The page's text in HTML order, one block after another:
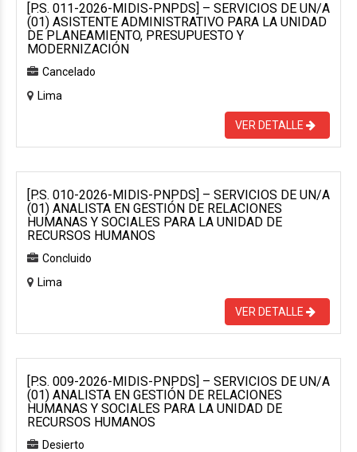
[P.S. 011-2026-MIDIS-PNPDS] – SERVICIOS DE UN/A
(01) ASISTENTE ADMINISTRATIVO PARA LA UNIDAD
DE PLANEAMIENTO, PRESUPUESTO Y
MODERNIZACIÓN
Cancelado
Lima
VER DETALLE
[P.S. 010-2026-MIDIS-PNPDS] – SERVICIOS DE UN/A
(01) ANALISTA EN GESTIÓN DE RELACIONES
HUMANAS Y SOCIALES PARA LA UNIDAD DE
RECURSOS HUMANOS
Concluido
Lima
VER DETALLE
[P.S. 009-2026-MIDIS-PNPDS] – SERVICIOS DE UN/A
(01) ANALISTA EN GESTIÓN DE RELACIONES
HUMANAS Y SOCIALES PARA LA UNIDAD DE
RECURSOS HUMANOS
Desierto